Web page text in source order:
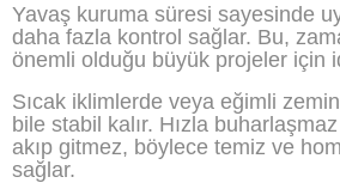
Yavaş kuruma süresi sayesinde
daha fazla kontrol sağlar. Bu,
önemli olduğu büyük projeler için
Sıcak iklimlerde veya eğimli
bile stabil kalır. Hızla
akıp gitmez, böylece temiz ve
sağlar.